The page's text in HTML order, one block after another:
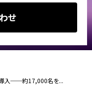
せ
導入──約17,000名を...